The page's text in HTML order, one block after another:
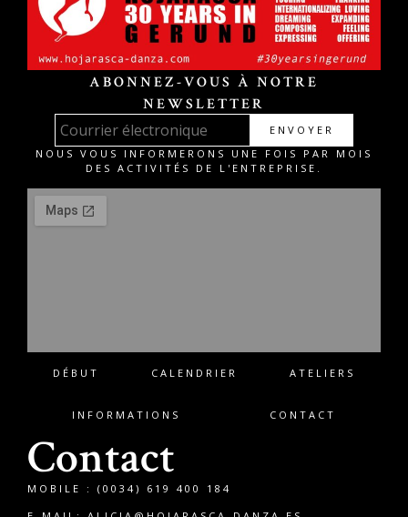
ABONNEZ-VOUS À NOTRE
NEWSLETTER
ENVOYER
NOUS VOUS INFORMERONS UNE FOIS PAR MOIS
DES ACTIVITÉS DE L'ENTREPRISE.
DÉBUT CALENDRIER ATELIERS
INFORMATIONS CONTACT
Contact
MOBILE : (0034) 619 400 184